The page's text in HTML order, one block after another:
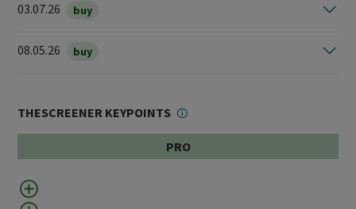
03.07.26
buy
08.05.26 buy
THESCREENER KEYPOINTS
PRO